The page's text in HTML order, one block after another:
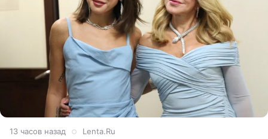
13 часов назад Lenta.Ru